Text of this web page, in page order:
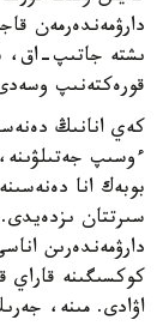
دارۋمەندەرمەن
ىشتە جاتىپ-اق،
قورەكتەنىپ
كەي انانىڭ
ءوسىپ
بوبەك انا
سىرتتان
دارۋمەندەرىن
كوكسىگىنە قاراي
اۋادى. مىنە،